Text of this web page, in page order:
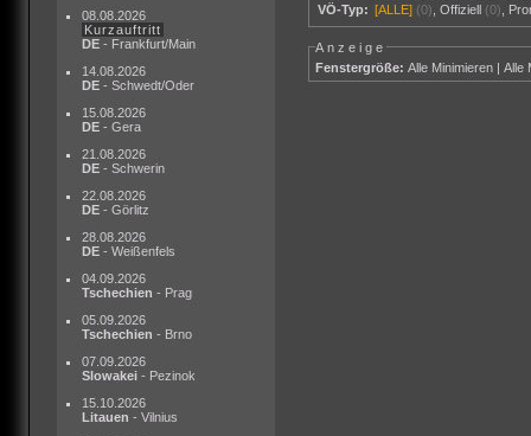
08.08.2026
Kurzauftritt
DE - Frankfurt/Main
14.08.2026
DE - Schwedt/Oder
15.08.2026
DE - Gera
21.08.2026
DE - Schwerin
22.08.2026
DE - Görlitz
28.08.2026
DE - Weißenfels
04.09.2026
Tschechien - Prag
05.09.2026
Tschechien - Brno
07.09.2026
Slowakei - Pezinok
15.10.2026
Litauen - Vilnius
VÖ-Typ: [ALLE] (0) ,Offiziell (0)
Anzeige
Fenstergröße: Alle Minimieren |Alle